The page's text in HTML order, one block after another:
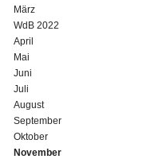
März
WdB 2022
April
Mai
Juni
Juli
August
September
Oktober
November